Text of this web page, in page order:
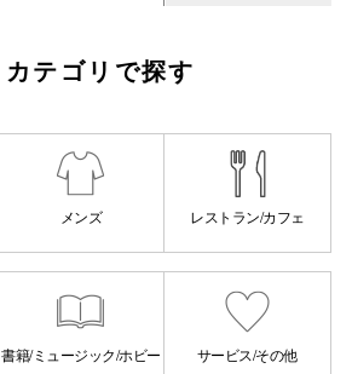
カテゴリで探す
メンズ レストラン/カフェ
書籍/ミュージック/ホビー サービス/その他